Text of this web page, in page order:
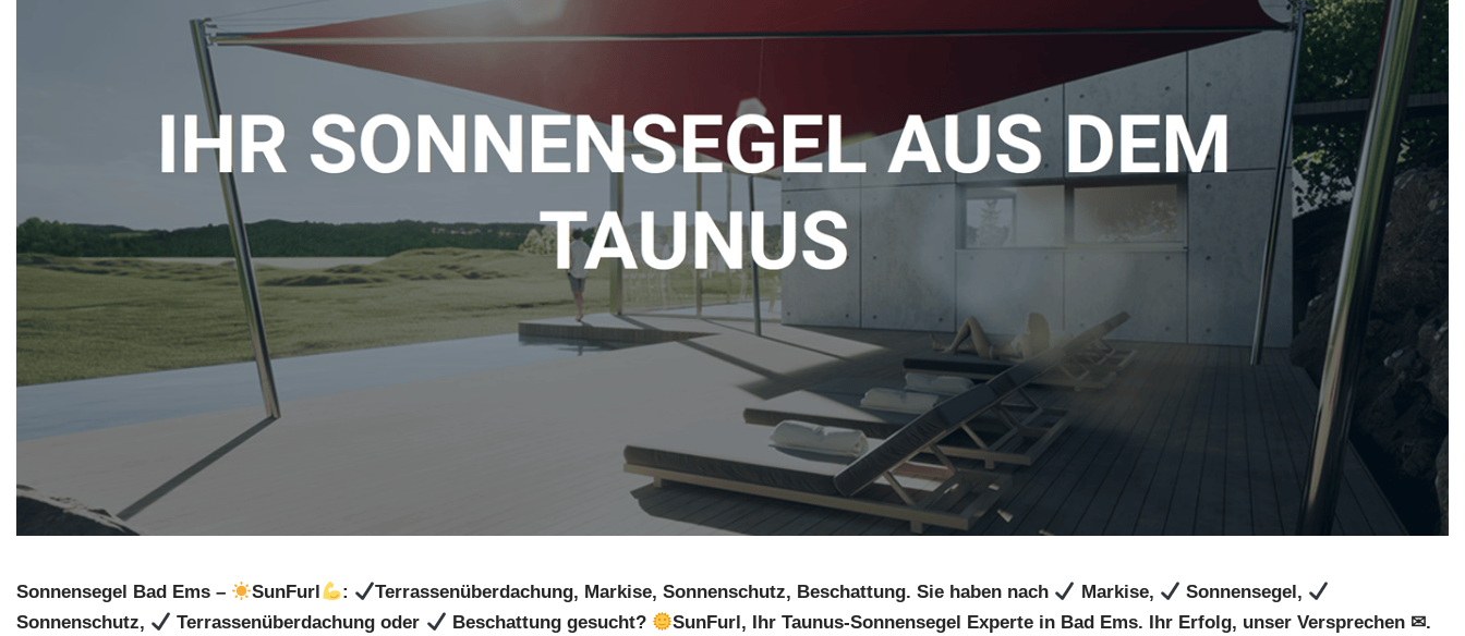
Sonnensegel Bad Ems – SunFurl : Terrassenüberdachung, Markise, Sonnenschutz, Beschattung. Sie haben nach Markise,
Sonnensegel,
Sonnenschutz,
Terrassenüberdachung oder Beschattung gesucht? SunFurl, Ihr Taunus-Sonnensegel Experte in Bad Ems. Ihr Erfolg, unser Versprechen ✉.